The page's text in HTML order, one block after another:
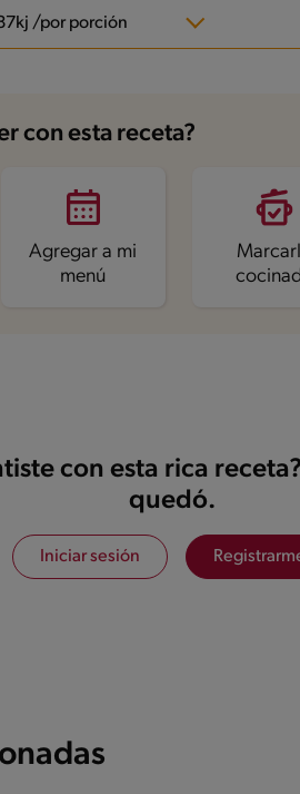
/por porción
con esta receta?
Agregar a mi
menú
con esta rica
quedó.
Iniciar sesión